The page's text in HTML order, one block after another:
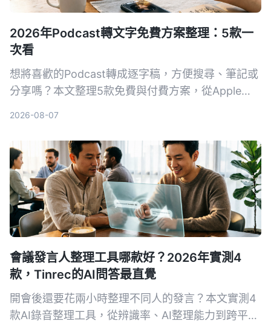
2026年Podcast轉文字免費方案整理：5款一
次看
想將喜歡的Podcast轉成逐字稿，方便搜尋、筆記或
分享嗎？本文整理5款免費與付費方案，從Apple
首選。
2026-08-07
會議發言人整理工具哪款好？2026年實測4
款，Tinrec的AI問答最直覺
開會後還要花兩小時整理不同人的發言？本文實測4
款AI錄音整理工具，從辨識率、AI整理能力到跨平台